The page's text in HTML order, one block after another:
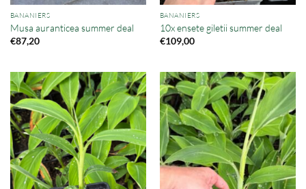
BANANIERS
Musa auranticea summer deal
€87,20
BANANIERS
10x ensete giletii summer deal
€109,00